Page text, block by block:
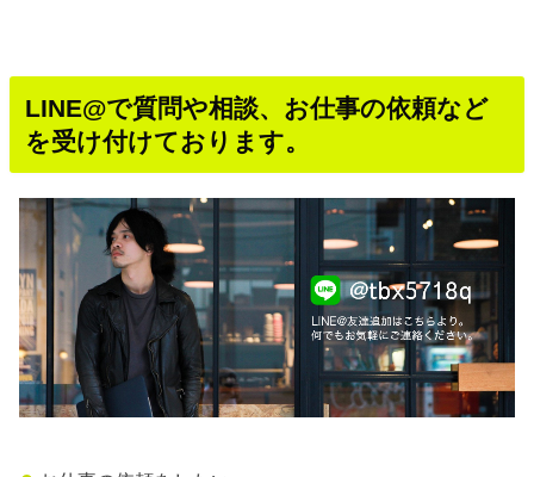
LINE@で質問や相談、お仕事の依頼など
を受け付けております。